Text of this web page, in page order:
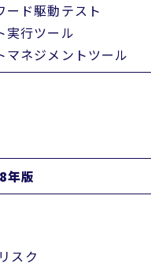
ード駆動テスト
実行ツール
マネジメントツール
年版
スク